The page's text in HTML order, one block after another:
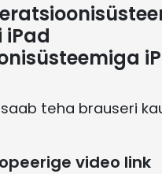
iPad
teha brauseri
video link